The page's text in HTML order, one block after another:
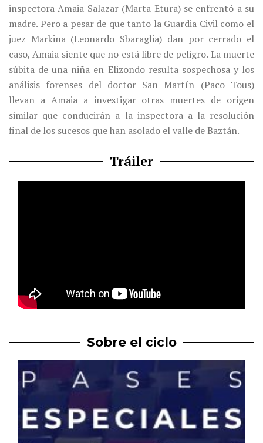
inspectora Amaia Salazar (Marta Etura) se enfrentó a su
madre. Pero a pesar de que tanto la Guardia Civil como el
juez Markina (Leonardo Sbaraglia) dan por cerrado el
caso, Amaia siente que no está libre de peligro. La muerte
súbita de una niña en Elizondo resulta sospechosa y los
análisis forenses del doctor San Martín (Paco Tous)
llevan a Amaia a investigar otras muertes de origen
similar que conducirán a la inspectora a la resolución
final de los sucesos que han asolado el valle de Baztán.
Tráiler
Sobre el ciclo